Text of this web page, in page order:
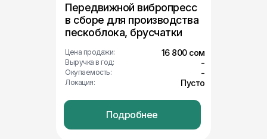
Передвижной вибропресс
в сборе для производства
пескоблока, брусчатки
Цена продажи: 16 800 сом
Выручка в год: -
Окупаемость: -
Локация: Пусто
Подробнее